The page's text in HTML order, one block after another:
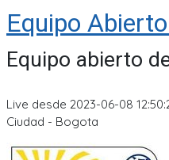
Equipo
Equipo abierto
Live desde 2023-06-08
Ciudad - Bogota